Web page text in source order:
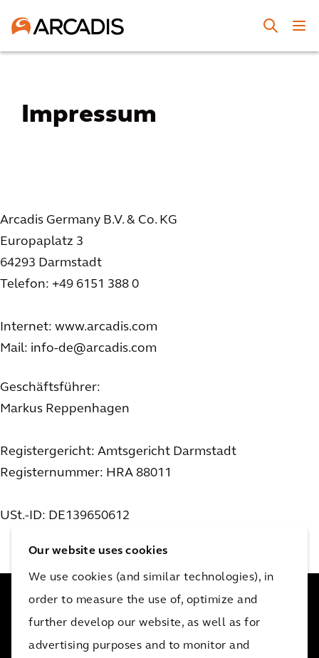
Our website uses cookies
We use cookies (and similar technologies), in
order to measure the use of, optimize and
further develop our website, as well as for
advertising purposes and to monitor and
Impressum
Arcadis Germany B.V. & Co. KG
Europaplatz 3
64293 Darmstadt
Telefon: +49 6151 388 0
Internet: www.arcadis.com
Mail: info-de@arcadis.com
Geschäftsführer:
Markus Reppenhagen
Registergericht: Amtsgericht Darmstadt
Registernummer: HRA 88011
USt.-ID: DE139650612
Wir sind mit 34.000 Mitarbeiter*innen in über 30 Ländern